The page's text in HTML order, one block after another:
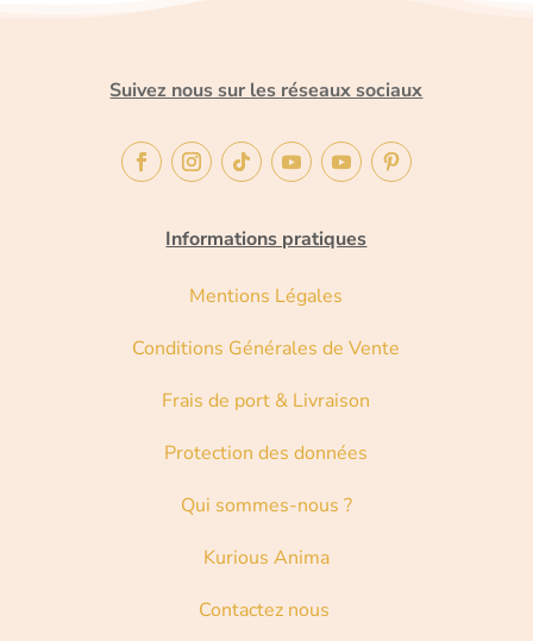
Suivez nous sur les réseaux sociaux
Informations pratiques
Mentions Légales
Conditions Générales de Vente
Frais de port & Livraison
Protection des données
Qui sommes-nous ?
Kurious Anima
Contactez nous